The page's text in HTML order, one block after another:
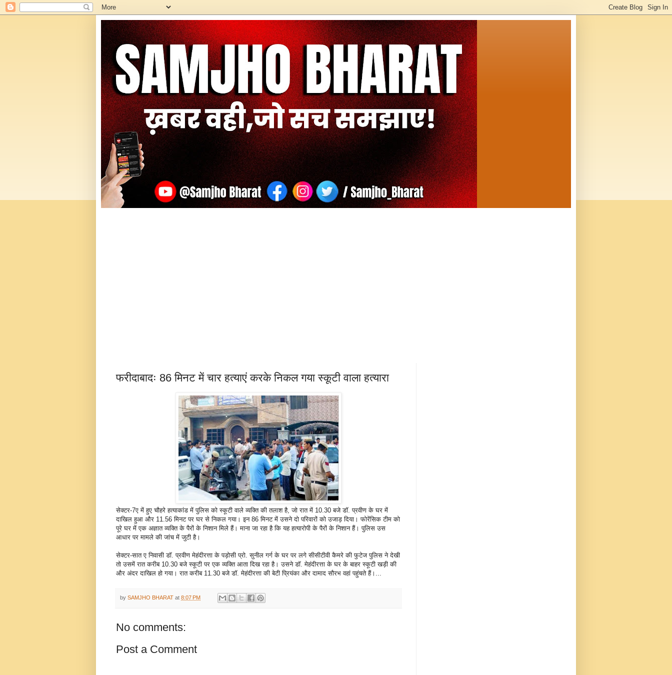
फरीदाबादः 86 मिनट में चार हत्याएं करके निकल गया स्कूटी वाला हत्यारा
सेक्टर-7ए में हुए चौहरे हत्याकांड में पुलिस को स्कूटी वाले व्यक्ति की तलाश है, जो रात में 10.30 बजे डॉ. प्रवीण के घर में
दाखिल हुआ और 11.56 मिनट पर घर से निकल गया। इन 86 मिनट में उसने दो परिवारों को उजाड़ दिया। फोरेंसिक टीम को
पूरे घर में एक अज्ञात व्यक्ति के पैरों के निशान मिले हैं। माना जा रहा है कि यह हत्यारोपी के पैरों के निशान हैं। पुलिस उस
आधार पर मामले की जांच में जुटी है।
सेक्टर-सात ए निवासी डॉ. प्रवीण मेहंदीरत्ता के पड़ोसी प्रो. सुनील गर्ग के घर पर लगे सीसीटीवी कैमरे की फुटेज पुलिस ने देखी
तो उसमें रात करीब 10.30 बजे स्कूटी पर एक व्यक्ति आता दिख रहा है। उसने डॉ. मेहंदीरत्ता के घर के बाहर स्कूटी खड़ी की
और अंदर दाखिल हो गया। रात करीब 11.30 बजे डॉ. मेहंदीरत्ता की बेटी प्रियंका और दामाद सौरभ वहां पहुंचते हैं।...
by SAMJHO BHARAT at 8:07 PM
No comments:
Post a Comment